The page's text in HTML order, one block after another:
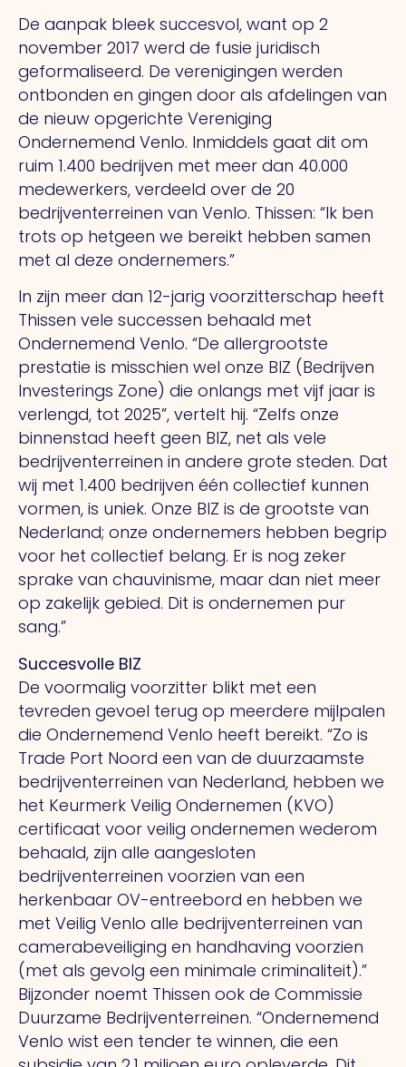
De aanpak bleek succesvol, want op 2
november 2017 werd de fusie juridisch
geformaliseerd. De verenigingen werden
ontbonden en gingen door als afdelingen van
de nieuw opgerichte Vereniging
Ondernemend Venlo. Inmiddels gaat dit om
ruim 1.400 bedrijven met meer dan 40.000
medewerkers, verdeeld over de 20
bedrijventerreinen van Venlo. Thissen: “Ik ben
trots op hetgeen we bereikt hebben samen
met al deze ondernemers.”
In zijn meer dan 12-jarig voorzitterschap heeft
Thissen vele successen behaald met
Ondernemend Venlo. “De allergrootste
prestatie is misschien wel onze BIZ (Bedrijven
Investerings Zone) die onlangs met vijf jaar is
verlengd, tot 2025”, vertelt hij. “Zelfs onze
binnenstad heeft geen BIZ, net als vele
bedrijventerreinen in andere grote steden. Dat
wij met 1.400 bedrijven één collectief kunnen
vormen, is uniek. Onze BIZ is de grootste van
Nederland; onze ondernemers hebben begrip
voor het collectief belang. Er is nog zeker
sprake van chauvinisme, maar dan niet meer
op zakelijk gebied. Dit is ondernemen pur
sang.”
Succesvolle BIZ
De voormalig voorzitter blikt met een
tevreden gevoel terug op meerdere mijlpalen
die Ondernemend Venlo heeft bereikt. “Zo is
Trade Port Noord een van de duurzaamste
bedrijventerreinen van Nederland, hebben we
het Keurmerk Veilig Ondernemen (KVO)
certificaat voor veilig ondernemen wederom
behaald, zijn alle aangesloten
bedrijventerreinen voorzien van een
herkenbaar OV-entreebord en hebben we
met Veilig Venlo alle bedrijventerreinen van
camerabeveiliging en handhaving voorzien
(met als gevolg een minimale criminaliteit).”
Bijzonder noemt Thissen ook de Commissie
Duurzame Bedrijventerreinen. “Ondernemend
Venlo wist een tender te winnen, die een